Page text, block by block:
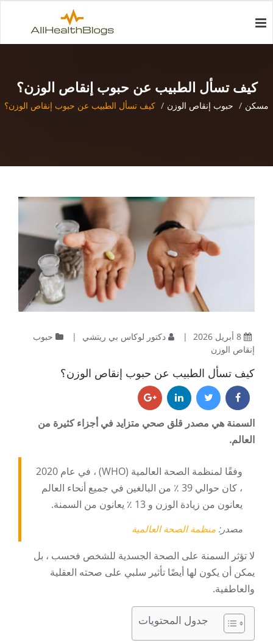
كيف تسأل الطبيب عن حبوب إنقاص الوزن؟
مسكن حبوب إنقاص الوزن كيف تسأل الطبيب عن حبوب إنقاص الوزن؟
8 أبريل 2026 | دكتور لوكاس بي ريتشي |
حبوب
إنقاص الوزن
كيف تسأل الطبيب عن حبوب إنقاص الوزن؟
السمنة هي مصدر قلق صحي متزايد في أجزاء كثيرة من
العالم.
وفقًا لمنظمة الصحة العالمية (WHO) ، في عام 2020
، كان حوالي 39 ٪ من البالغين في جميع أنحاء العالم
يعانون من زيادة الوزن و 13 ٪ يعانون من السمنة.
مصدر: منظمة الصحة العالمية
لا تؤثر السمنة على الصحة الجسدية للشخص فحسب ، بل
يمكن أن يكون لها أيضًا تأثير سلبي على صحته العقلية
والعاطفية.
جدول المحتويات